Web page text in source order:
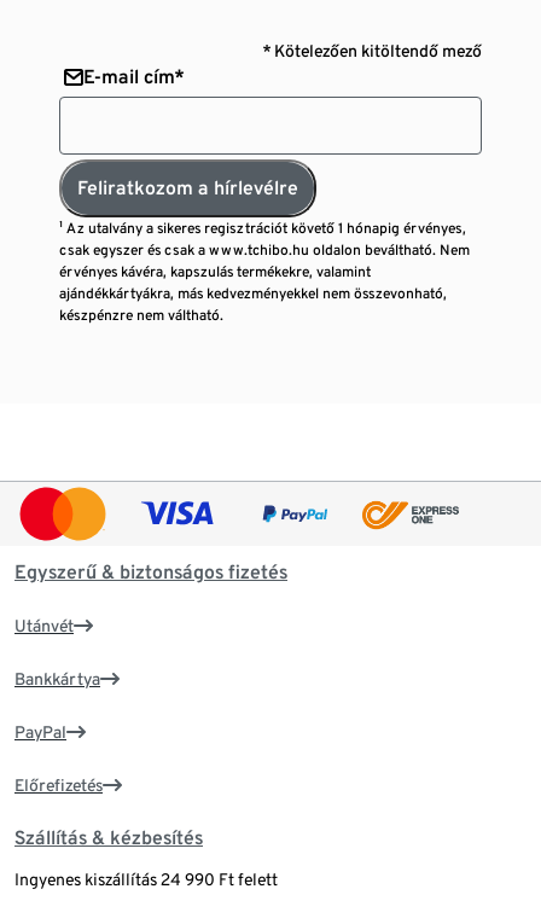
* Kötelezően kitöltendő mező
E-mail cím*
Feliratkozom a hírlevélre
¹ Az utalvány a sikeres regisztrációt követő 1 hónapig érvényes,
csak egyszer és csak a www.tchibo.hu oldalon beváltható. Nem
érvényes kávéra, kapszulás termékekre, valamint
ajándékkártyákra, más kedvezményekkel nem összevonható,
készpénzre nem váltható.
Egyszerű & biztonságos fizetés
Utánvét
Bankkártya
PayPal
Előrefizetés
Szállítás & kézbesítés
Ingyenes kiszállítás 24 990 Ft felett